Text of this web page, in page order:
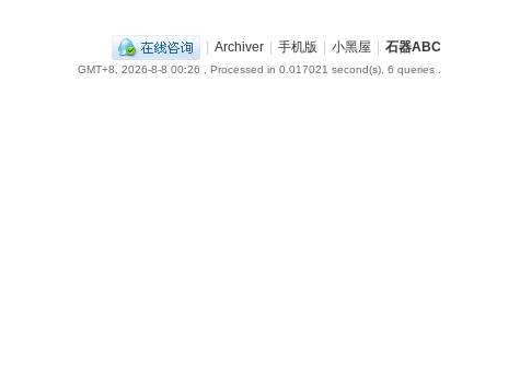
| Archiver | 手机版 | 小黑屋 | 石器ABC
GMT+8, 2026-8-8 00:26 , Processed in 0.017021 second(s), 6 queries .